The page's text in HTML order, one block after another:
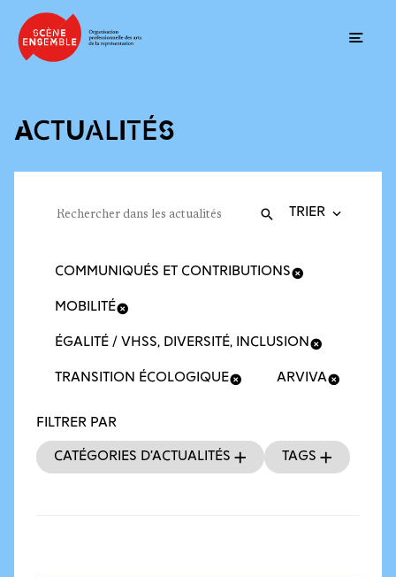
ACTUALITÉS
Recherche
Valider
FILTRER PAR
Catégories d’actualités Tags
COMMUNIQUÉS ET CONTRIBUTIONS
MOBILITÉ
ÉGALITÉ / VHSS, DIVERSITÉ, INCLUSION
TRANSITION ÉCOLOGIQUE ARVIVA